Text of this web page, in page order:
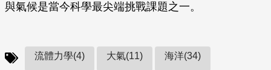
與氣候是當今科學最尖端挑戰課題之一。
流體力學(4) 大氣(11) 海洋(34)